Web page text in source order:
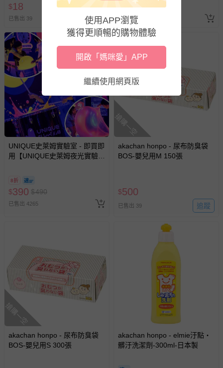
$18
已售出 39
$18
已售出 37
UNIQUE史萊姆實驗室 - 即買即
用【UNIQUE史萊姆夜光實驗室
人小孩均一價(3歲以上需購票))
8折
$390 $490
已售出 4265
搶購一空
akachan honpo - 尿布防臭袋
BOS-嬰兒用M 150張
$500
已售出 39 追蹤
搶購一空
akachan honpo - 尿布防臭袋
BOS-嬰兒用S 300張
akachan honpo - elmie汙點・
髒汙洗潔劑-300ml-日本製
使用APP瀏覽
獲得更順暢的購物體驗
開啟「媽咪愛」APP
繼續使用網頁版